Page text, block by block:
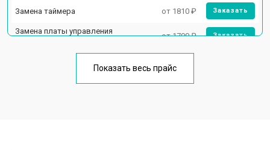
Замена таймера от 1810 ₽ Заказать
Замена платы управления
от 1700 ₽ Заказать
Ремонт/замена датчика
Замена термостата от 1700 ₽
Показать весь прайс